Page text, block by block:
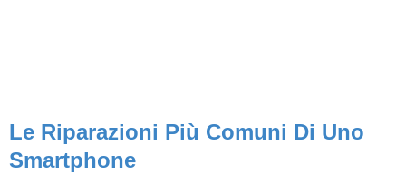
Le Riparazioni Più Comuni Di Uno
Smartphone